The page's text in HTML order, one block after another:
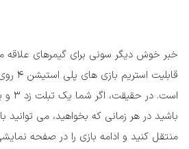
خبر خوش دیگر سونی برای گیمرهای علاقه
باشید در هر زمانی که بخواهید، می توانید
منتقل کنید و ادامه بازی را در صفحه